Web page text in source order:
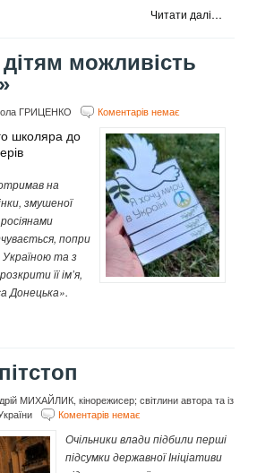
Читати далі…
можливість
ГРИЦЕНКО Коментарів немає
школяра до
на
змушеної
попри
та з
її ім’я,
Донецька».
МИХАЙЛИК, кінорежисер; світлини автора та із
Коментарів немає
Очільники влади підбили перші
підсумки державної Ініціативи